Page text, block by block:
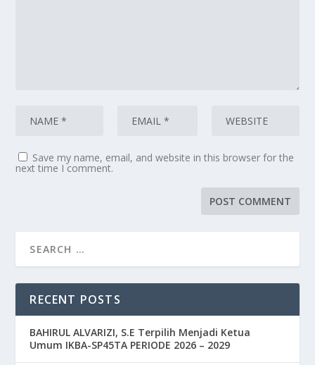
Save my name, email, and website in this browser for the
next time I comment.
RECENT POSTS
BAHIRUL ALVARIZI, S.E Terpilih Menjadi Ketua
Umum IKBA-SP45TA PERIODE 2026 – 2029